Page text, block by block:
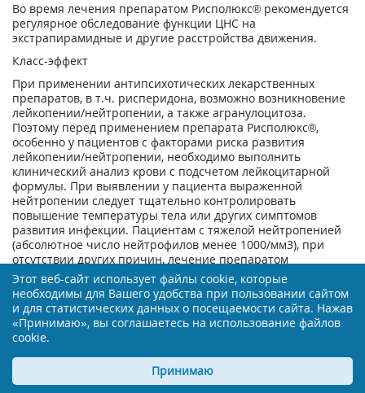
Во время лечения препаратом Рисполюкс® рекомендуется
регулярное обследование функции ЦНС на
экстрапирамидные и другие расстройства движения.
Класс-эффект
При применении антипсихотических лекарственных
препаратов, в т.ч. рисперидона, возможно возникновение
лейкопении/нейтропении, а также агранулоцитоза.
Поэтому перед применением препарата Рисполюкс®,
особенно у пациентов с факторами риска развития
лейкопении/нейтропении, необходимо выполнить
клинический анализ крови с подсчетом лейкоцитарной
формулы. При выявлении у пациента выраженной
нейтропении следует тщательно контролировать
повышение температуры тела или других симптомов
развития инфекции. Пациентам с тяжелой нейтропенией
(абсолютное число нейтрофилов менее 1000/мм3), при
отсутствии других причин, лечение препаратом
Рисполюкс® рекомендуется прекратить до полного
восстановления числа лейкоцитов. Сонливость является
наиболее частым побочным эффектом при применении
рисперидона и ее выраженность зависит от дозы.
При применении антипсихотических лекарственных
препаратов, в т.ч. рисперидона, сообщалось о нарушении
моторики пищевода и аспирации. Аспирационная
пневмония является наиболее распространенной
Этот веб-сайт использует файлы cookie, которые
необходимы для Вашего удобства при пользовании сайтом
и для статистических данных о посещаемости сайта. Нажав
«Принимаю», вы соглашаетесь на использование файлов
cookie.
Принимаю